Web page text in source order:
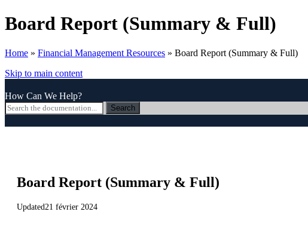
Board Report (Summary & Full)
Home » Financial Management Resources » Board Report (Summary & Full)
Skip to main content
How Can We Help?
Search
Board Report (Summary & Full)
Updated21 février 2024